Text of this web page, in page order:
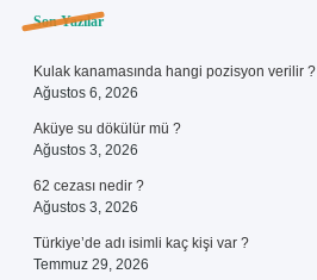
Sidebar
Son Yazılar
Kulak kanamasında hangi pozisyon verilir ?
Ağustos 6, 2026
Aküye su dökülür mü ?
Ağustos 3, 2026
62 cezası nedir ?
Ağustos 3, 2026
Türkiye’de adı isimli kaç kişi var ?
Temmuz 29, 2026